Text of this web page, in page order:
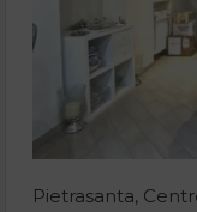
Pietrasanta,